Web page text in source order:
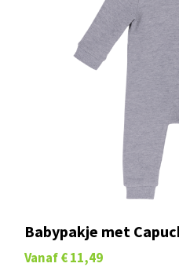
Babypakje met
Vanaf € 11,49